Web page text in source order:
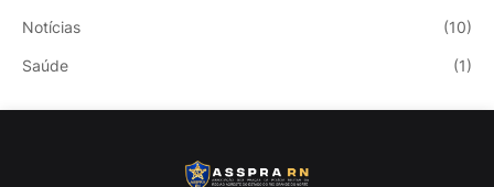
Notícias (10)
Saúde (1)